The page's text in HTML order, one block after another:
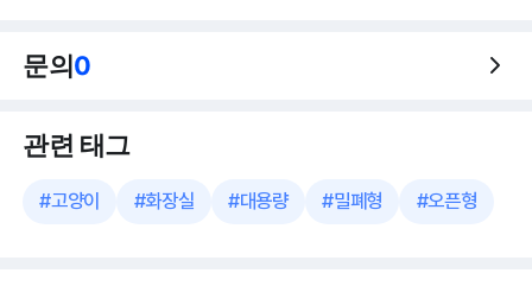
문의0
관련 태그
#고양이 #화장실 #대용량 #밀폐형 #오픈형